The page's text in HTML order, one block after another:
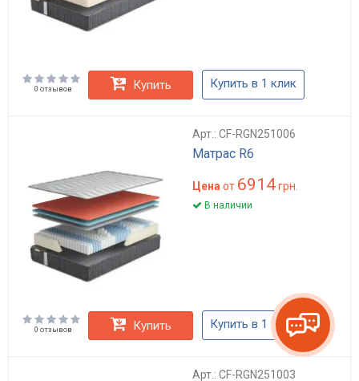
0 отзывов Купить Купить в 1 клик
Арт.: CF-RGN251006
Матрас R6
Цена от 6914грн.
В наличии
0 отзывов Купить Купить в 1 клик
Арт.: CF-RGN251003